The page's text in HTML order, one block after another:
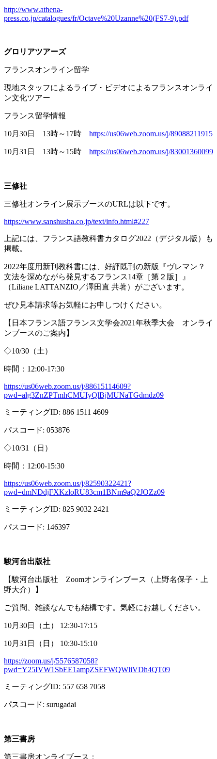
http://www.athena-
press.co.jp/catalogues/fr/Octave%20Uzanne%20(FS7-9).pdf
グロリアツアーズ
フランスオンライン留学
現地スタッフによるライブ・ビデオによるフランスオンライ
ン文化ツアー
フランス留学情報
10月 30日 13時～ 17時 https://us06web.zoom.us/j/89088211915
10月 31 日 13時～ 15時 https://us06web.zoom.us/j/83001360099
三修社
三修社オンライン展示ブースのURLは以下です。
https://www.sanshusha.co.jp/text/info.html#227
上記には、フランス語教科書カタログ2022 （デジタル版）も
掲載。
2022年度用新刊教科書には、好評既刊の新版『ヴレマン？
文法を深めながら発見するフランス14章［第２版］』
（Liliane LATTANZIO ／澤田直 共著）がございます。
ぜひ見本請求等お気軽にお申しつけください。
【日本フランス語フランス文学会2021年秋季大会 オンライ
ンブースのご案内】
◇10/30 （土）
時間： 12:00-17:30
https://us06web.zoom.us/j/88615114609?
pwd=alg3ZnZPTmhCMUIyQlBjMUNaTGdmdz09
ミーティングID: 886 1511 4609
パスコード: 053876
◇10/31 （日）
時間： 12:00-15:30
https://us06web.zoom.us/j/82590322421?
pwd=dmNDdjFXKzloRU83cm1BNm9aQ2JOZz09
ミーティングID: 825 9032 2421
パスコード: 146397
駿河台出版社
【駿河台出版社 Zoomオンラインブース（上野名保子・上
野大介）】
ご質問、雑談なんでも結構です。気軽にお越しください。
10月 30日（土） 12:30-17:15
10月 31 日（日） 10:30-15:10
https://zoom.us/j/5576587058?
pwd=Y25IVW1SbEE1ampZSEFWQWliVDh4QT09
ミーティングID: 557 658 7058
パスコード: surugadai
第三書房
第三書房オンライブース：